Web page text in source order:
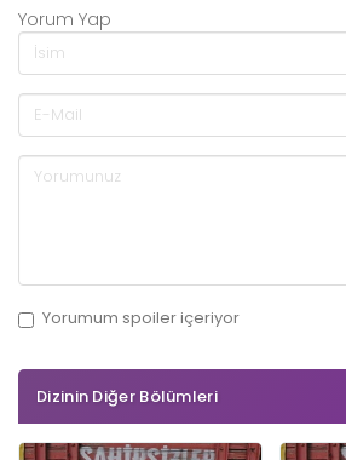
Yorum Yap
Yorumum spoileriçeriyor
Dizinin Diğer Bölümleri